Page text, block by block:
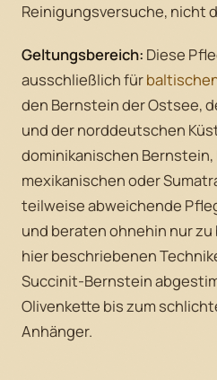
Reinigungsversuche, nicht
Geltungsbereich: Diese
ausschließlich für
den Bernstein der Ostsee,
und der norddeutschen
dominikanischen Bernstein,
mexikanischen oder
teilweise abweichende
und beraten ohnehin nur
hier beschriebenen
Succinit-Bernstein
Olivenkette bis zum
Anhänger.